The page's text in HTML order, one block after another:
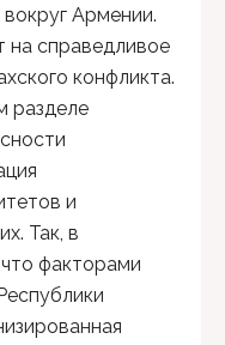
Армении.
на справедливое
конфликта.
разделе
и
Так, в
факторами